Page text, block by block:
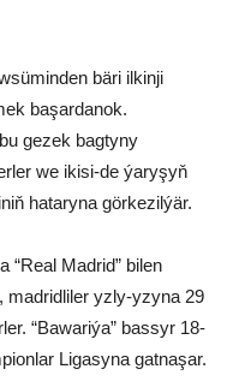
bäri ilkinji
başardanok.
gezek bagtyny
we ikisi-de ýaryşyň
hataryna görkezilýär.
“Real Madrid” bilen
madridliler yzly-yzyna 29
“Bawariýa” bassyr 18-
Ligasyna gatnaşar.